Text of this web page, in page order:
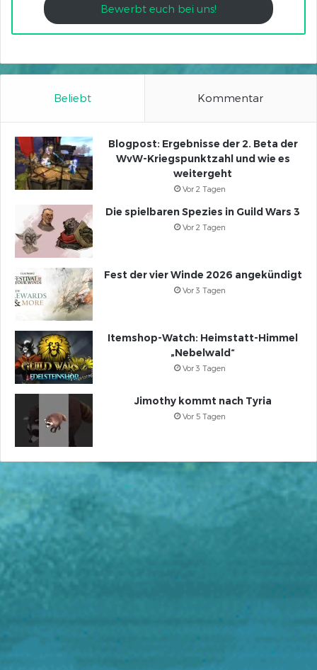
Bewerbt euch bei uns!
Beliebt Kommentar
Blogpost: Ergebnisse der 2. Beta der
WvW-Kriegspunktzahl und wie es
weitergeht
Vor 2 Tagen
Die spielbaren Spezies in Guild Wars 3
Vor 2 Tagen
Fest der vier Winde 2026 angekündigt
Vor 3 Tagen
Itemshop-Watch: Heimstatt-Himmel
„Nebelwald“
Vor 3 Tagen
Jimothy kommt nach Tyria
Vor 5 Tagen